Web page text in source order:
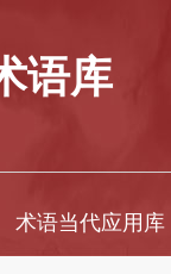
语库
术语当代应用库